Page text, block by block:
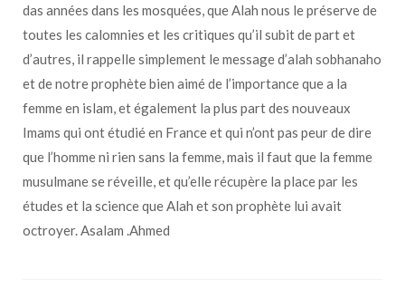
das années dans les mosquées, que Alah nous le préserve de
toutes les calomnies et les critiques qu’il subit de part et
d’autres, il rappelle simplement le message d’alah sobhanaho
et de notre prophète bien aimé de l’importance que a la
femme en islam, et également la plus part des nouveaux
Imams qui ont étudié en France et qui n’ont pas peur de dire
que l’homme ni rien sans la femme, mais il faut que la femme
musulmane se réveille, et qu’elle récupère la place par les
études et la science que Alah et son prophète lui avait
octroyer. Asalam .Ahmed